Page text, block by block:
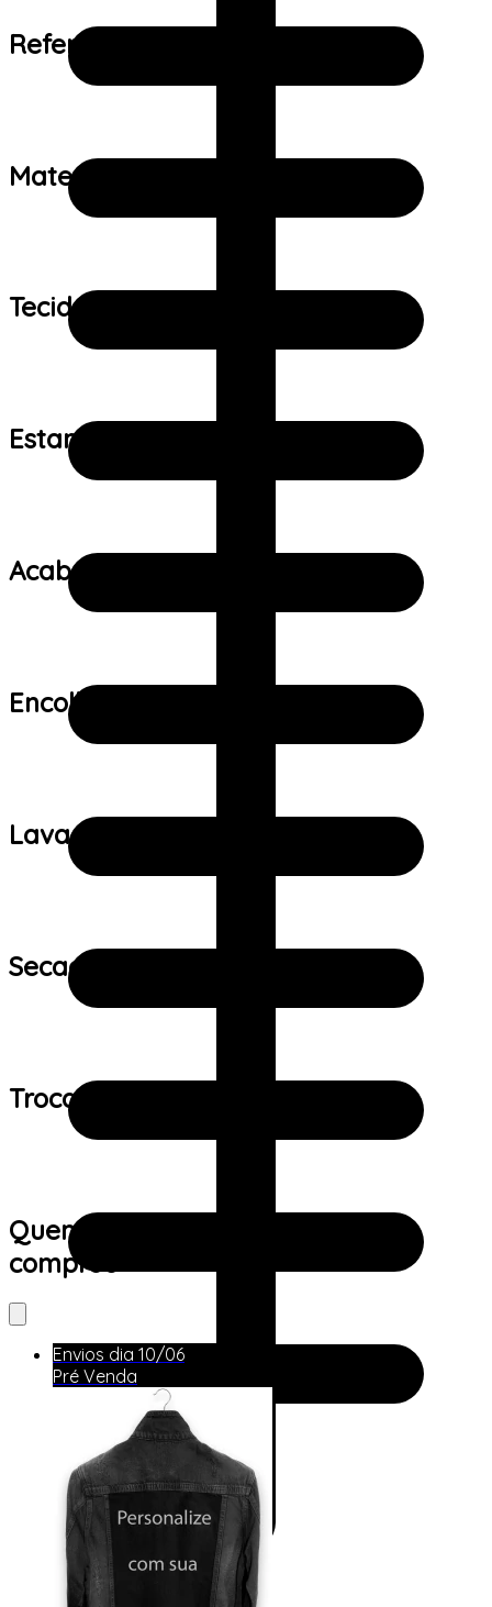
Referência de tamanho:
Material:
Tecido:
Estampa:
Acabamento:
Encolhimento:
Lavagem:
Secagem:
Trocas e devoluções:
Quem viu este produto também
comprou